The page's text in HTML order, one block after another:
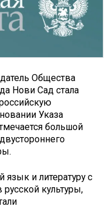
Общества
Нови Сад стала
Указа
большой
язык и литературу с
культуры,